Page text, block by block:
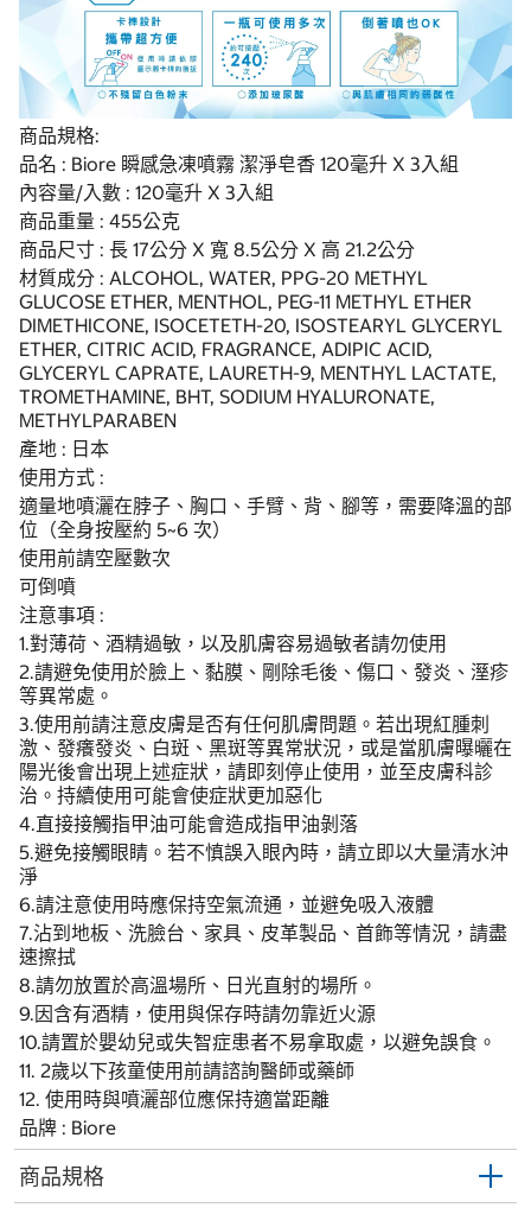
商品規格:
品名 : Biore 瞬感急凍噴霧 潔淨皂香 120毫升 X 3入組
內容量/入數 : 120毫升 X 3入組
商品重量 : 455公克
商品尺寸 : 長 17公分 X 寬 8.5公分 X 高 21.2公分
材質成分 : ALCOHOL, WATER, PPG-20 METHYL
GLUCOSE ETHER, MENTHOL, PEG-11 METHYL ETHER
DIMETHICONE, ISOCETETH-20, ISOSTEARYL GLYCERYL
ETHER, CITRIC ACID, FRAGRANCE, ADIPIC ACID,
GLYCERYL CAPRATE, LAURETH-9, MENTHYL LACTATE,
TROMETHAMINE, BHT, SODIUM HYALURONATE,
METHYLPARABEN
產地 : 日本
使用方式 :
適量地噴灑在脖子、胸口、手臂、背、腳等，需要降溫的部
位（全身按壓約 5~6 次）
使用前請空壓數次
可倒噴
注意事項 :
1.對薄荷、酒精過敏，以及肌膚容易過敏者請勿使用
2.請避免使用於臉上、黏膜、剛除毛後、傷口、發炎、溼疹
等異常處。
3.使用前請注意皮膚是否有任何肌膚問題。若出現紅腫刺
激、發癢發炎、白斑、黑斑等異常狀況，或是當肌膚曝曬在
陽光後會出現上述症狀，請即刻停止使用，並至皮膚科診
治。持續使用可能會使症狀更加惡化
4.直接接觸指甲油可能會造成指甲油剝落
5.避免接觸眼睛。若不慎誤入眼內時，請立即以大量清水沖
淨
6.請注意使用時應保持空氣流通，並避免吸入液體
7.沾到地板、洗臉台、家具、皮革製品、首飾等情況，請盡
速擦拭
8.請勿放置於高溫場所、日光直射的場所。
9.因含有酒精，使用與保存時請勿靠近火源
10.請置於嬰幼兒或失智症患者不易拿取處，以避免誤食。
11. 2歲以下孩童使用前請諮詢醫師或藥師
12. 使用時與噴灑部位應保持適當距離
品牌 : Biore
商品規格